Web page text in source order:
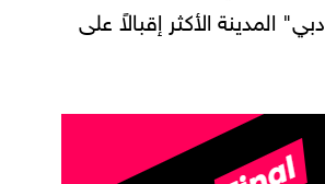
المدينة الأكثر إقبالاً على